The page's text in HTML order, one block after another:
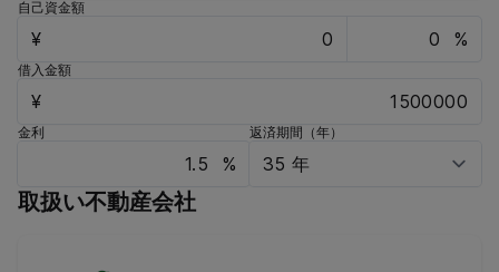
自己資金額
¥ %
借入金額
¥
金利
%
返済期間（年）
取扱い不動産会社